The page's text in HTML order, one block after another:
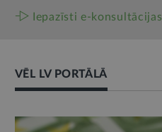
Iepazīsti e-konsultācijas
VĒL LV PORTĀLĀ